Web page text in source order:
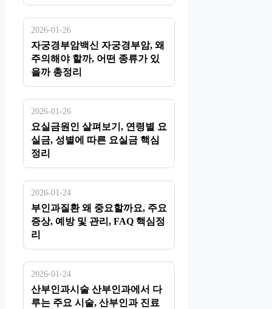
2026-01-26
자궁경부암백신 자궁경부암, 왜
주의해야 할까, 어떤 종류가 있
을까 총정리
2026-01-26
요실금원인 살펴보기, 연령별 요
실금, 성별에 따른 요실금 핵심
정리
2026-01-24
부인과질환 왜 중요할까요, 주요
증상, 예방 및 관리, FAQ 핵심정
리
2026-01-24
산부인과시술 산부인과에서 다
루는 주요 시술, 산부인과 진료